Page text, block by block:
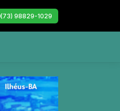
(73) 98829-1029